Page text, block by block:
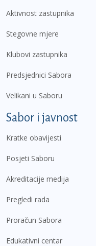
Aktivnost zastupnika
Stegovne mjere
Klubovi zastupnika
Predsjednici Sabora
Velikani u Saboru
Sabor i javnost
Kratke obavijesti
Posjeti Saboru
Akreditacije medija
Pregledi rada
Proračun Sabora
Edukativni centar